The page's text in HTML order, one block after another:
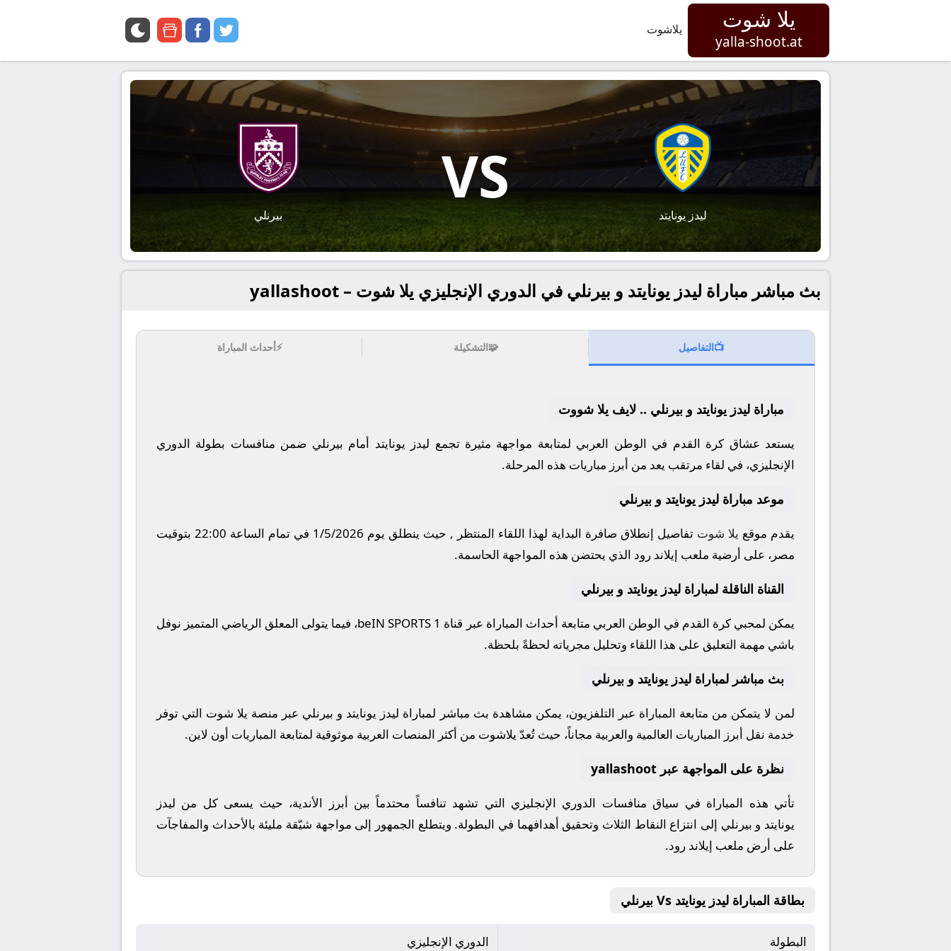
يلا شوت
yalla-shoot.at
يلاشوت twitter
facebook
google
ليدز يونايتد
VS
بيرنلي
بث مباشر مباراة ليدز يونايتد و بيرنلي في الدوري الإنجليزي يلا شوت – yallashoot
📺التفاصيل 🧩التشكيلة ⚡أحداث المباراة
مباراة ليدز يونايتد و بيرنلي .. لايف يلا شووت
يستعد عشاق كرة القدم في الوطن العربي لمتابعة مواجهة مثيرة تجمع ليدز يونايتد أمام بيرنلي ضمن منافسات بطولة الدوري
الإنجليزي، في لقاء مرتقب يعد من أبرز مباريات هذه المرحلة.
موعد مباراة ليدز يونايتد و بيرنلي
يقدم موقع يلا شوت تفاصيل إنطلاق صافرة البداية لهذا اللقاء المنتظر , حيث ينطلق يوم 1/5/2026 في تمام الساعة 22:00 بتوقيت
مصر، على أرضية ملعب إيلاند رود الذي يحتضن هذه المواجهة الحاسمة.
القناة الناقلة لمباراة ليدز يونايتد و بيرنلي
يمكن لمحبي كرة القدم في الوطن العربي متابعة أحداث المباراة عبر قناة beIN SPORTS 1، فيما يتولى المعلق الرياضي المتميز نوفل
باشي مهمة التعليق على هذا اللقاء وتحليل مجرياته لحظةً بلحظة.
بث مباشر لمباراة ليدز يونايتد و بيرنلي
لمن لا يتمكن من متابعة المباراة عبر التلفزيون، يمكن مشاهدة بث مباشر لمباراة ليدز يونايتد و بيرنلي عبر منصة يلا شوت التي توفر
خدمة نقل أبرز المباريات العالمية والعربية مجاناً، حيث تُعدّ يلاشوت من أكثر المنصات العربية موثوقية لمتابعة المباريات أون لاين.
نظرة على المواجهة عبر yallashoot
تأتي هذه المباراة في سياق منافسات الدوري الإنجليزي التي تشهد تنافساً محتدماً بين أبرز الأندية، حيث يسعى كل من ليدز
يونايتد و بيرنلي إلى انتزاع النقاط الثلاث وتحقيق أهدافهما في البطولة. ويتطلع الجمهور إلى مواجهة شيّقة مليئة بالأحداث والمفاجآت
على أرض ملعب إيلاند رود.
بطاقة المباراة ليدز يونايتد Vs بيرنلي
البطولة الدوري الإنجليزي